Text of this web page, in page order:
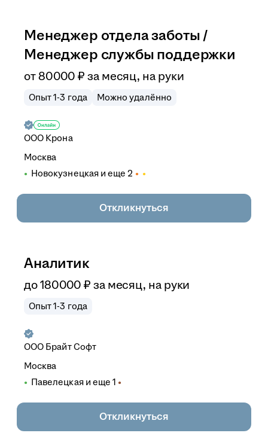
Менеджер отдела заботы /
Менеджер службы поддержки
от80 000 ₽ за месяц, на руки
Опыт 1-3 года Можно удалённо
ООО Крона
Москва
Новокузнецкая и еще 2
Откликнуться
Аналитик
до180 000 ₽ за месяц, на руки
Опыт 1-3 года
ООО Брайт Софт
Москва
Павелецкая и еще 1
Откликнуться